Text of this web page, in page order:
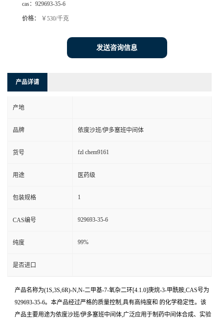
cas： 929693-35-6
价格： ￥530/千克
发送咨询信息
产品详请
产地
品牌 依度沙班/伊多塞班中间体
货号 fzl chem9161
用途 医药级
包装规格 1
CAS编号 929693-35-6
纯度 99%
是否进口
产品名称为(1S,3S,6R)-N,N-二甲基-7-氧杂二环[4.1.0]庚烷-3-甲酰胺,CAS号为
929693-35-6。本产品经过严格的质量控制,具有高纯度和 的化学稳定性。该
产品主要用途为依度沙班/伊多塞班中间体,广泛应用于制药中间体合成、实验